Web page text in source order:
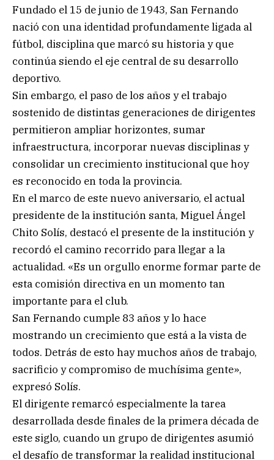
Fundado el 15 de junio de 1943, San Fernando
nació con una identidad profundamente ligada al
fútbol, disciplina que marcó su historia y que
continúa siendo el eje central de su desarrollo
deportivo.
Sin embargo, el paso de los años y el trabajo
sostenido de distintas generaciones de dirigentes
permitieron ampliar horizontes, sumar
infraestructura, incorporar nuevas disciplinas y
consolidar un crecimiento institucional que hoy
es reconocido en toda la provincia.
En el marco de este nuevo aniversario, el actual
presidente de la institución santa, Miguel Ángel
Chito Solís, destacó el presente de la institución y
recordó el camino recorrido para llegar a la
actualidad. «Es un orgullo enorme formar parte de
esta comisión directiva en un momento tan
importante para el club.
San Fernando cumple 83 años y lo hace
mostrando un crecimiento que está a la vista de
todos. Detrás de esto hay muchos años de trabajo,
sacrificio y compromiso de muchísima gente»,
expresó Solís.
El dirigente remarcó especialmente la tarea
desarrollada desde finales de la primera década de
este siglo, cuando un grupo de dirigentes asumió
el desafío de transformar la realidad institucional